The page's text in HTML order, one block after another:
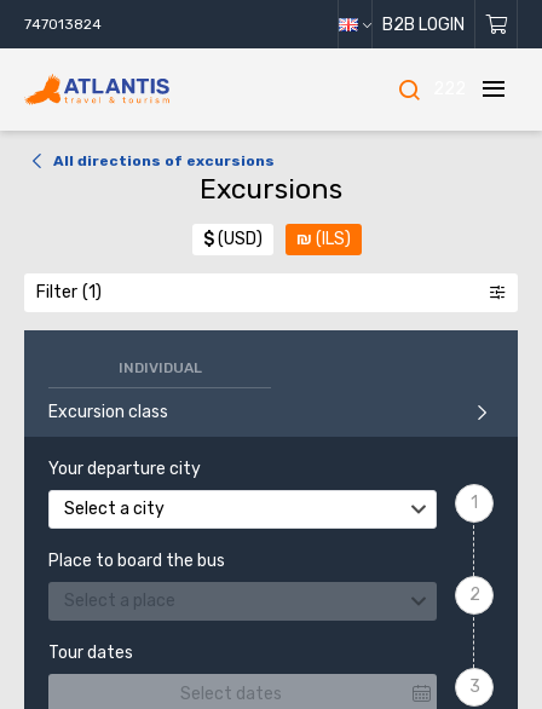
747013824 B2B LOGIN
All directions of excursions
Excursions
$(USD) ₪ (ILS)
Filter
INDIVIDUAL
Excursion class
Your departure city
Select a city
Place to board the bus
Select a place
Tour dates